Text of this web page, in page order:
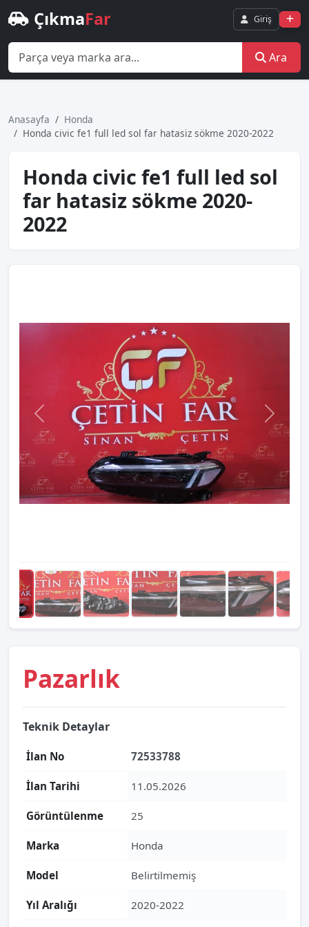
ÇıkmaFar Giriş
Ara
Anasayfa
Honda
Honda ci̇vi̇c fe1 full led sol far hatasiz sökme 2020-2022
Honda ci̇vi̇c fe1 full led sol
far hatasiz sökme 2020-
2022
Pazarlık
Teknik Detaylar
İlan No 72533788
İlan Tarihi 11.05.2026
Görüntülenme 25
Marka Honda
Model Belirtilmemiş
Yıl Aralığı 2020-2022